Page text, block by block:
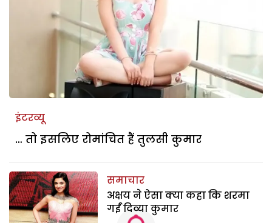
इंटरव्यू
… तो इसलिए रोमांचित हैं तुलसी कुमार
समाचार
अक्षय ने ऐसा क्या कहा कि शरमा
गईं दिव्या कुमार